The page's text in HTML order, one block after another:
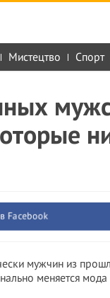
Мистецтво Спорт
Facebook
мужчин из
меняется